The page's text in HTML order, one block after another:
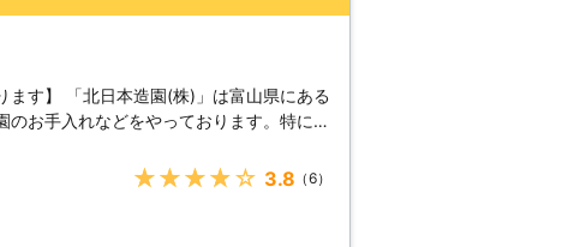
ます】 「北日本造園(株)」は富山県にある
のお手入れなどをやっております。特に、
えることはありません。 庭園のお手入れ
業がありますが、当社の場合、草刈りや芝
刈りと芝刈りは簡単に見えて難しい作
大きな負担がのしかかってきてしまいま
★★★★★ 3.8 （6）